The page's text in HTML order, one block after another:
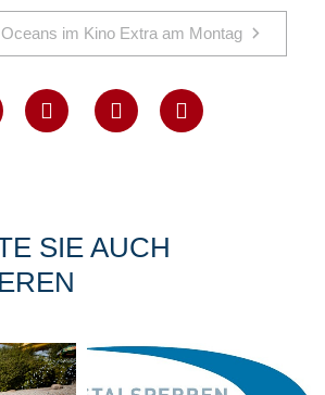
im Kino Extra am Montag
SIE AUCH